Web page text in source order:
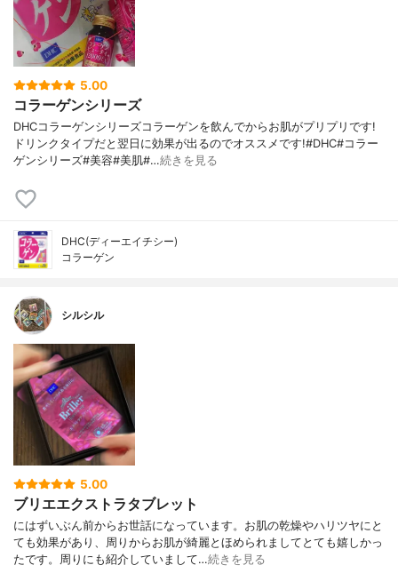
5.00
コラーゲンシリーズ
DHCコラーゲンシリーズコラーゲンを飲んでからお肌がプリプリです!
ドリンクタイプだと翌日に効果が出るのでオススメです!#DHC#コラー
ゲンシリーズ#美容#美肌#…続きを見る
DHC(ディーエイチシー)
コラーゲン
シルシル
5.00
ブリエエクストラタブレット
にはずいぶん前からお世話になっています。お肌の乾燥やハリツヤにと
ても効果があり、周りからお肌が綺麗とほめられましてとても嬉しかっ
たです。周りにも紹介していまして…続きを見る